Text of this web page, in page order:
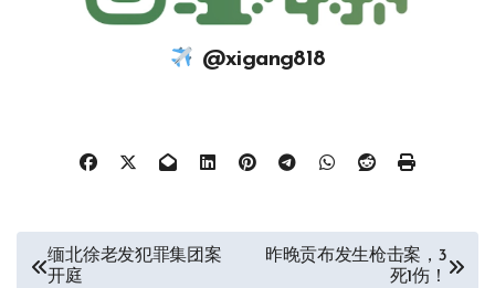
@xigang818
缅北徐老发犯罪集团案
开庭
昨晚贡布发生枪击案，3
死1伤！